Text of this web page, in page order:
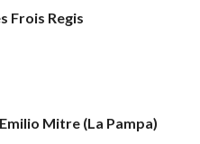
Frois Regis
Mitre (La Pampa)